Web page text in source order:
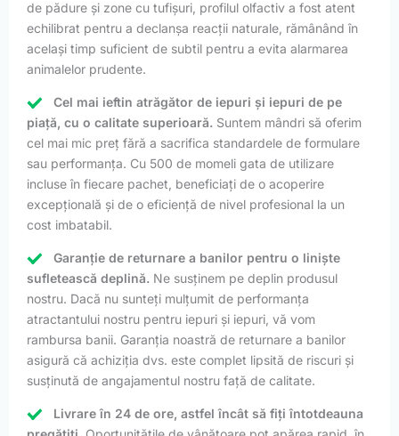
de pădure și zone cu tufișuri, profilul olfactiv a fost atent
echilibrat pentru a declanșa reacții naturale, rămânând în
același timp suficient de subtil pentru a evita alarmarea
animalelor prudente.
Cel mai ieftin atrăgător de iepuri și iepuri de pe
piață, cu o calitate superioară. Suntem mândri să oferim
cel mai mic preț fără a sacrifica standardele de formulare
sau performanța. Cu 500 de momeli gata de utilizare
incluse în fiecare pachet, beneficiați de o acoperire
excepțională și de o eficiență de nivel profesional la un
cost imbatabil.
Garanție de returnare a banilor pentru o liniște
sufletească deplină. Ne susținem pe deplin produsul
nostru. Dacă nu sunteți mulțumit de performanța
atractantului nostru pentru iepuri și iepuri, vă vom
rambursa banii. Garanția noastră de returnare a banilor
asigură că achiziția dvs. este complet lipsită de riscuri și
susținută de angajamentul nostru față de calitate.
Livrare în 24 de ore, astfel încât să fiți întotdeauna